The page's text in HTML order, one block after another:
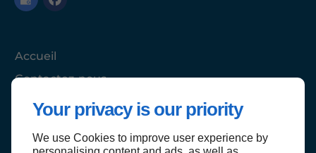
Your privacy is our priority
We use Cookies to improve user experience by
Accueil
Contactez-nous
Mentions légales